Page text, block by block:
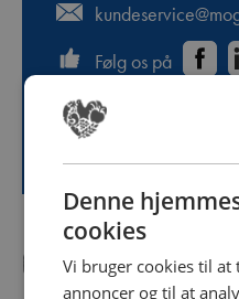
Følg os på
http://
Om virksomheden
Denne
cookies
Vi bruger cookies til at
annoncer og til at